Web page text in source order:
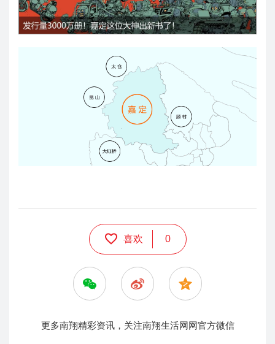
喜欢 0
更多南翔精彩资讯，关注南翔生活网网官方微信